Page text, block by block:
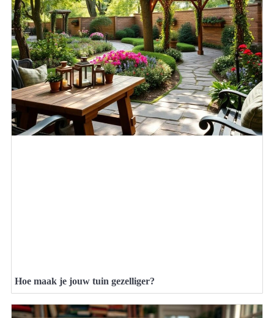
Hoe maak je jouw tuin gezelliger?